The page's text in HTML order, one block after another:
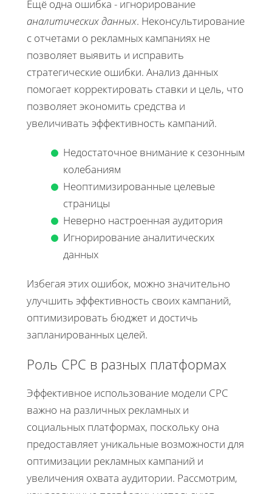
Ещё одна ошибка - игнорирование
аналитических данных. Неконсультирование
с отчетами о рекламных кампаниях не
позволяет выявить и исправить
стратегические ошибки. Анализ данных
помогает корректировать ставки и цель, что
позволяет экономить средства и
увеличивать эффективность кампаний.
Недостаточное внимание к сезонным
колебаниям
Неоптимизированные целевые
страницы
Неверно настроенная аудитория
Игнорирование аналитических
данных
Избегая этих ошибок, можно значительно
улучшить эффективность своих кампаний,
оптимизировать бюджет и достичь
запланированных целей.
Роль CPC в разных платформах
Эффективное использование модели CPC
важно на различных рекламных и
социальных платформах, поскольку она
предоставляет уникальные возможности для
оптимизации рекламных кампаний и
увеличения охвата аудитории. Рассмотрим,